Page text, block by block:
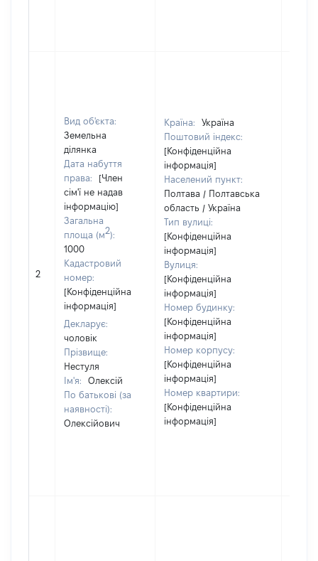
2
Вид об'єкта:
Земельна
ділянка
Дата набуття
права:
[Член
сім'ї не надав
інформацію]
Загальна
площа (м2):
1000
Кадастровий
номер:
[Конфіденційна
інформація]
Декларує:
чоловік
Прізвище:
Нестуля
Ім'я:
Олексій
По батькові (за
наявності):
Олексійович
Країна:
Україна
Поштовий індекс:
[Конфіденційна
інформація]
Населений пункт:
Полтава / Полтавська
область / Україна
Тип вулиці:
[Конфіденційна
інформація]
Вулиця:
[Конфіденційна
інформація]
Номер будинку:
[Конфіденційна
інформація]
Номер корпусу:
[Конфіденційна
інформація]
Номер квартири:
[Конфіденційна
інформація]